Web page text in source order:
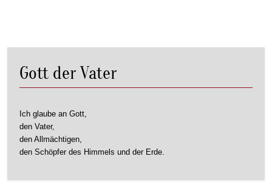
Gott der Vater
Ich glaube an Gott,
den Vater,
den Allmächtigen,
den Schöpfer des Himmels und der Erde.